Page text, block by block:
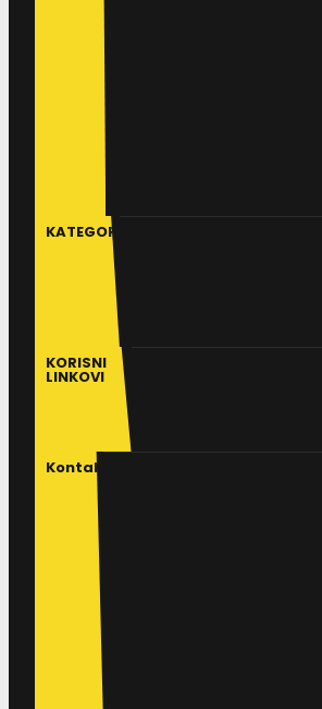
KATEGORIJE
KORISNI
LINKOVI
Kontakt